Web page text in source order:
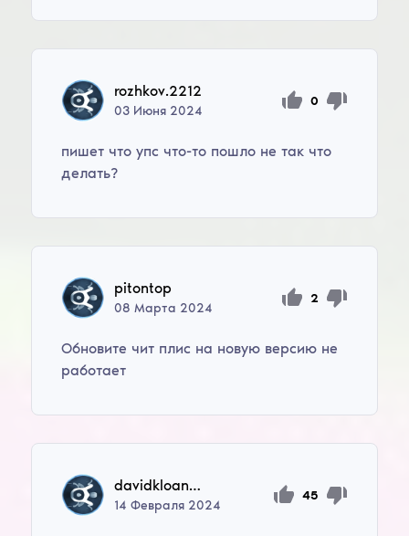
rozhkov.2212
03 Июня 2024
0
пишет что упс что-то пошло не так что
делать?
pitontop
08Марта 2024
2
Обновите чит плис на новую версию не
работает
davidkloan99
14Февраля 2024
45